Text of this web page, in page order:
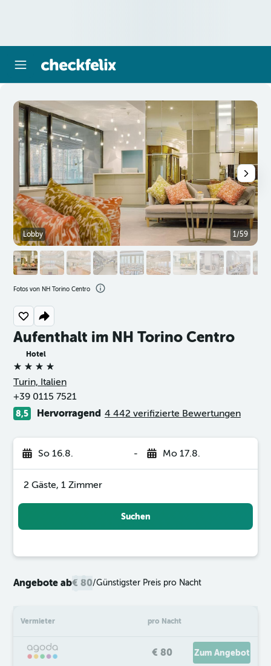
Aufenthalt im NH Torino Centro
Hotel
4 Sterne
Turin, Italien
+39 0115 7521
8,5 Hervorragend 4 442 verifizierte Bewertungen
So 16.8. - Mo 17.8.
2 Gäste, 1 Zimmer
Suchen
Angebote ab€ 80/Günstigster Preis pro Nacht
Vermieter pro Nacht
€ 80 Zum Angebot
Lobby 1/59
Fotos von NH Torino Centro